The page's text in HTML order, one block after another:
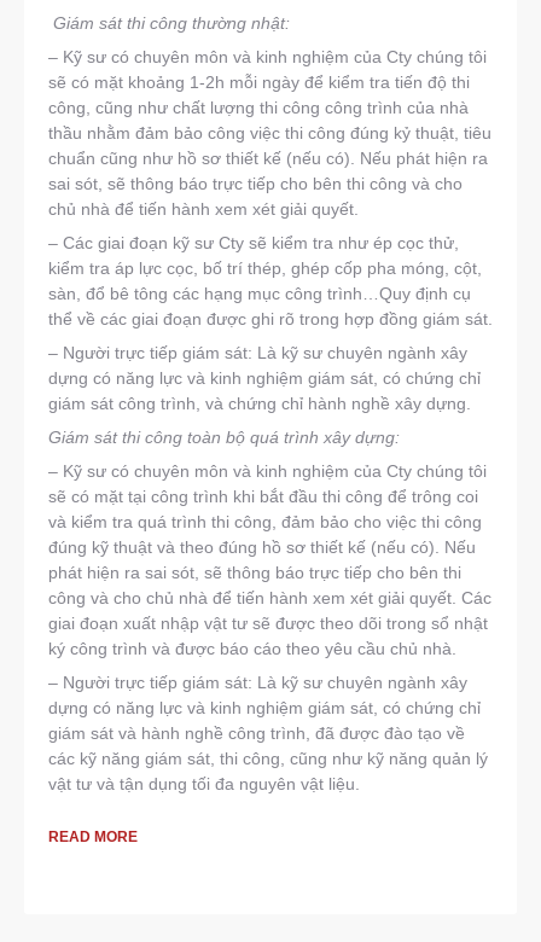
Giám sát thi công thường nhật:
– Kỹ sư có chuyên môn và kinh nghiệm của Cty chúng tôi
sẽ có mặt khoảng 1-2h mỗi ngày để kiểm tra tiến độ thi
công, cũng như chất lượng thi công công trình của nhà
thầu nhằm đảm bảo công việc thi công đúng kỷ thuật, tiêu
chuẩn cũng như hồ sơ thiết kế (nếu có). Nếu phát hiện ra
sai sót, sẽ thông báo trực tiếp cho bên thi công và cho
chủ nhà để tiến hành xem xét giải quyết.
– Các giai đoạn kỹ sư Cty sẽ kiểm tra như ép cọc thử,
kiểm tra áp lực cọc, bố trí thép, ghép cốp pha móng, cột,
sàn, đổ bê tông các hạng mục công trình…Quy định cụ
thể về các giai đoạn được ghi rõ trong hợp đồng giám sát.
– Người trực tiếp giám sát: Là kỹ sư chuyên ngành xây
dựng có năng lực và kinh nghiệm giám sát, có chứng chỉ
giám sát công trình, và chứng chỉ hành nghề xây dựng.
Giám sát thi công toàn bộ quá trình xây dựng:
– Kỹ sư có chuyên môn và kinh nghiệm của Cty chúng tôi
sẽ có mặt tại công trình khi bắt đầu thi công để trông coi
và kiểm tra quá trình thi công, đảm bảo cho việc thi công
đúng kỹ thuật và theo đúng hồ sơ thiết kế (nếu có). Nếu
phát hiện ra sai sót, sẽ thông báo trực tiếp cho bên thi
công và cho chủ nhà để tiến hành xem xét giải quyết. Các
giai đoạn xuất nhập vật tư sẽ được theo dõi trong sổ nhật
ký công trình và được báo cáo theo yêu cầu chủ nhà.
– Người trực tiếp giám sát: Là kỹ sư chuyên ngành xây
dựng có năng lực và kinh nghiệm giám sát, có chứng chỉ
giám sát và hành nghề công trình, đã được đào tạo về
các kỹ năng giám sát, thi công, cũng như kỹ năng quản lý
vật tư và tận dụng tối đa nguyên vật liệu.
READ MORE